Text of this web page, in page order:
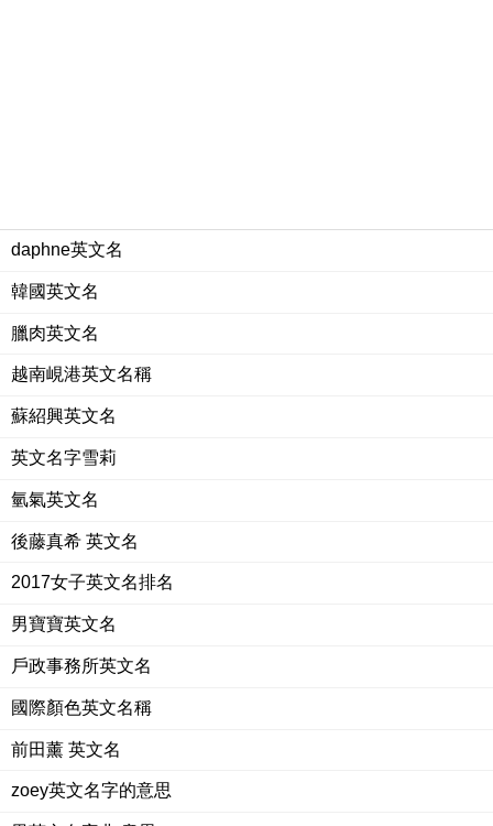
daphne英文名
韓國英文名
臘肉英文名
越南峴港英文名稱
蘇紹興英文名
英文名字雪莉
氫氣英文名
後藤真希 英文名
2017女子英文名排名
男寶寶英文名
戶政事務所英文名
國際顏色英文名稱
前田薰 英文名
zoey英文名字的意思